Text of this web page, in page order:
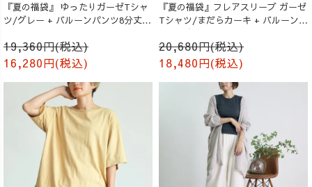
『夏の福袋』 ゆったりガーゼTシャ
ツ/グレー + バルーンパンツ8分丈/
19,360円(税込)
16,280円(税込)
『夏の福袋』フレアスリーブ ガーゼ
Tシャツ/まだらカーキ + バルーンパ
ンツ/ブラック
20,680円(税込)
18,480円(税込)